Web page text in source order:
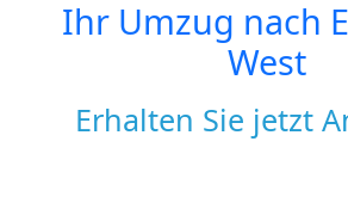
Ihr Umzug nach
West
Erhalten Sie jetzt